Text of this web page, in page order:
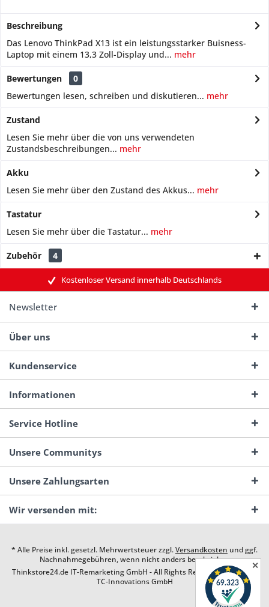
Beschreibung
Das Lenovo ThinkPad X13 ist ein leistungsstarker Buisness-
Laptop mit einem 13,3 Zoll-Display und... mehr
Bewertungen
0
Bewertungen lesen, schreiben und diskutieren... mehr
Zustand
Lesen Sie mehr über die von uns verwendeten
Zustandsbeschreibungen... mehr
Akku
Lesen Sie mehr über den Zustand des Akkus... mehr
Tastatur
Lesen Sie mehr über die Tastatur... mehr
Zubehör 4
Kostenloser Versand innerhalb Deutschlands
Newsletter
Über uns
Kundenservice
Informationen
Service Hotline
Unsere Communitys
Unsere Zahlungsarten
Wir versenden mit:
* Alle Preise inkl. gesetzl. Mehrwertsteuer zzgl.Versandkosten und ggf.
Nachnahmegebühren, wenn nicht anders beschrieben
Thinkstore24.de IT-Remarketing GmbH - All Rights Reserved. Design by
TC-Innovations GmbH
✕